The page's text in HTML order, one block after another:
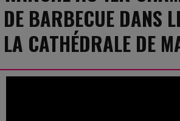
DE BARBECUE DANS
LA CATHÉDRALE DE